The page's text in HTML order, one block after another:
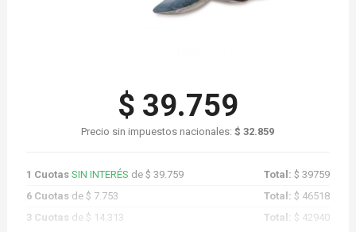
$ 39.759
Precio sin impuestos nacionales:$ 32.859
1 Cuotas SIN INTERÉS de $ 39.759 Total:$ 39759
6 Cuotasde $ 7.753 Total:$ 46518
3 Cuotas de $ 14.313 Total: $ 42940